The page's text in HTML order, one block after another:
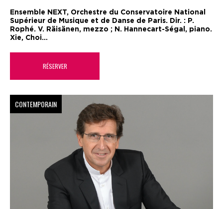
Ensemble NEXT, Orchestre du Conservatoire National
Supérieur de Musique et de Danse de Paris. Dir. : P.
Rophé. V. Räisänen, mezzo ; N. Hannecart-Ségal, piano.
Xie, Choi…
RÉSERVER
CONTEMPORAIN